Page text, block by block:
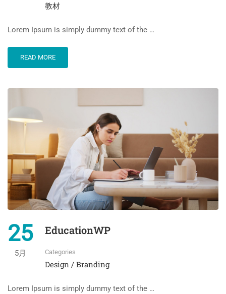
教材
Lorem Ipsum is simply dummy text of the …
READ MORE
25
5月
EducationWP
Categories
Design / Branding
Lorem Ipsum is simply dummy text of the …